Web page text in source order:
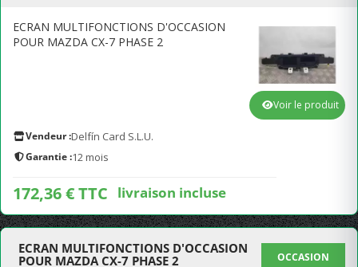
ECRAN MULTIFONCTIONS D'OCCASION
POUR MAZDA CX-7 PHASE 2
Vendeur :Delfín Card S.L.U.
Garantie :12 mois
172,36 € TTC livraison incluse
Voir le produit
ECRAN MULTIFONCTIONS D'OCCASION
POUR MAZDA CX-7 PHASE 2
OCCASION